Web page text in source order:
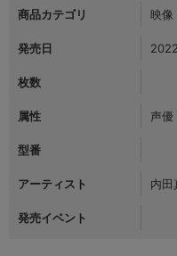
商品カテゴリ 映像
発売日
枚数
属性 声優
型番
アーティスト 内田
発売イベント